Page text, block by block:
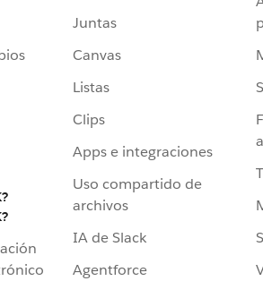
Juntas
Canvas
Listas
Clips
Apps e integraciones
Uso compartido de
archivos
IA de Slack
Agentforce